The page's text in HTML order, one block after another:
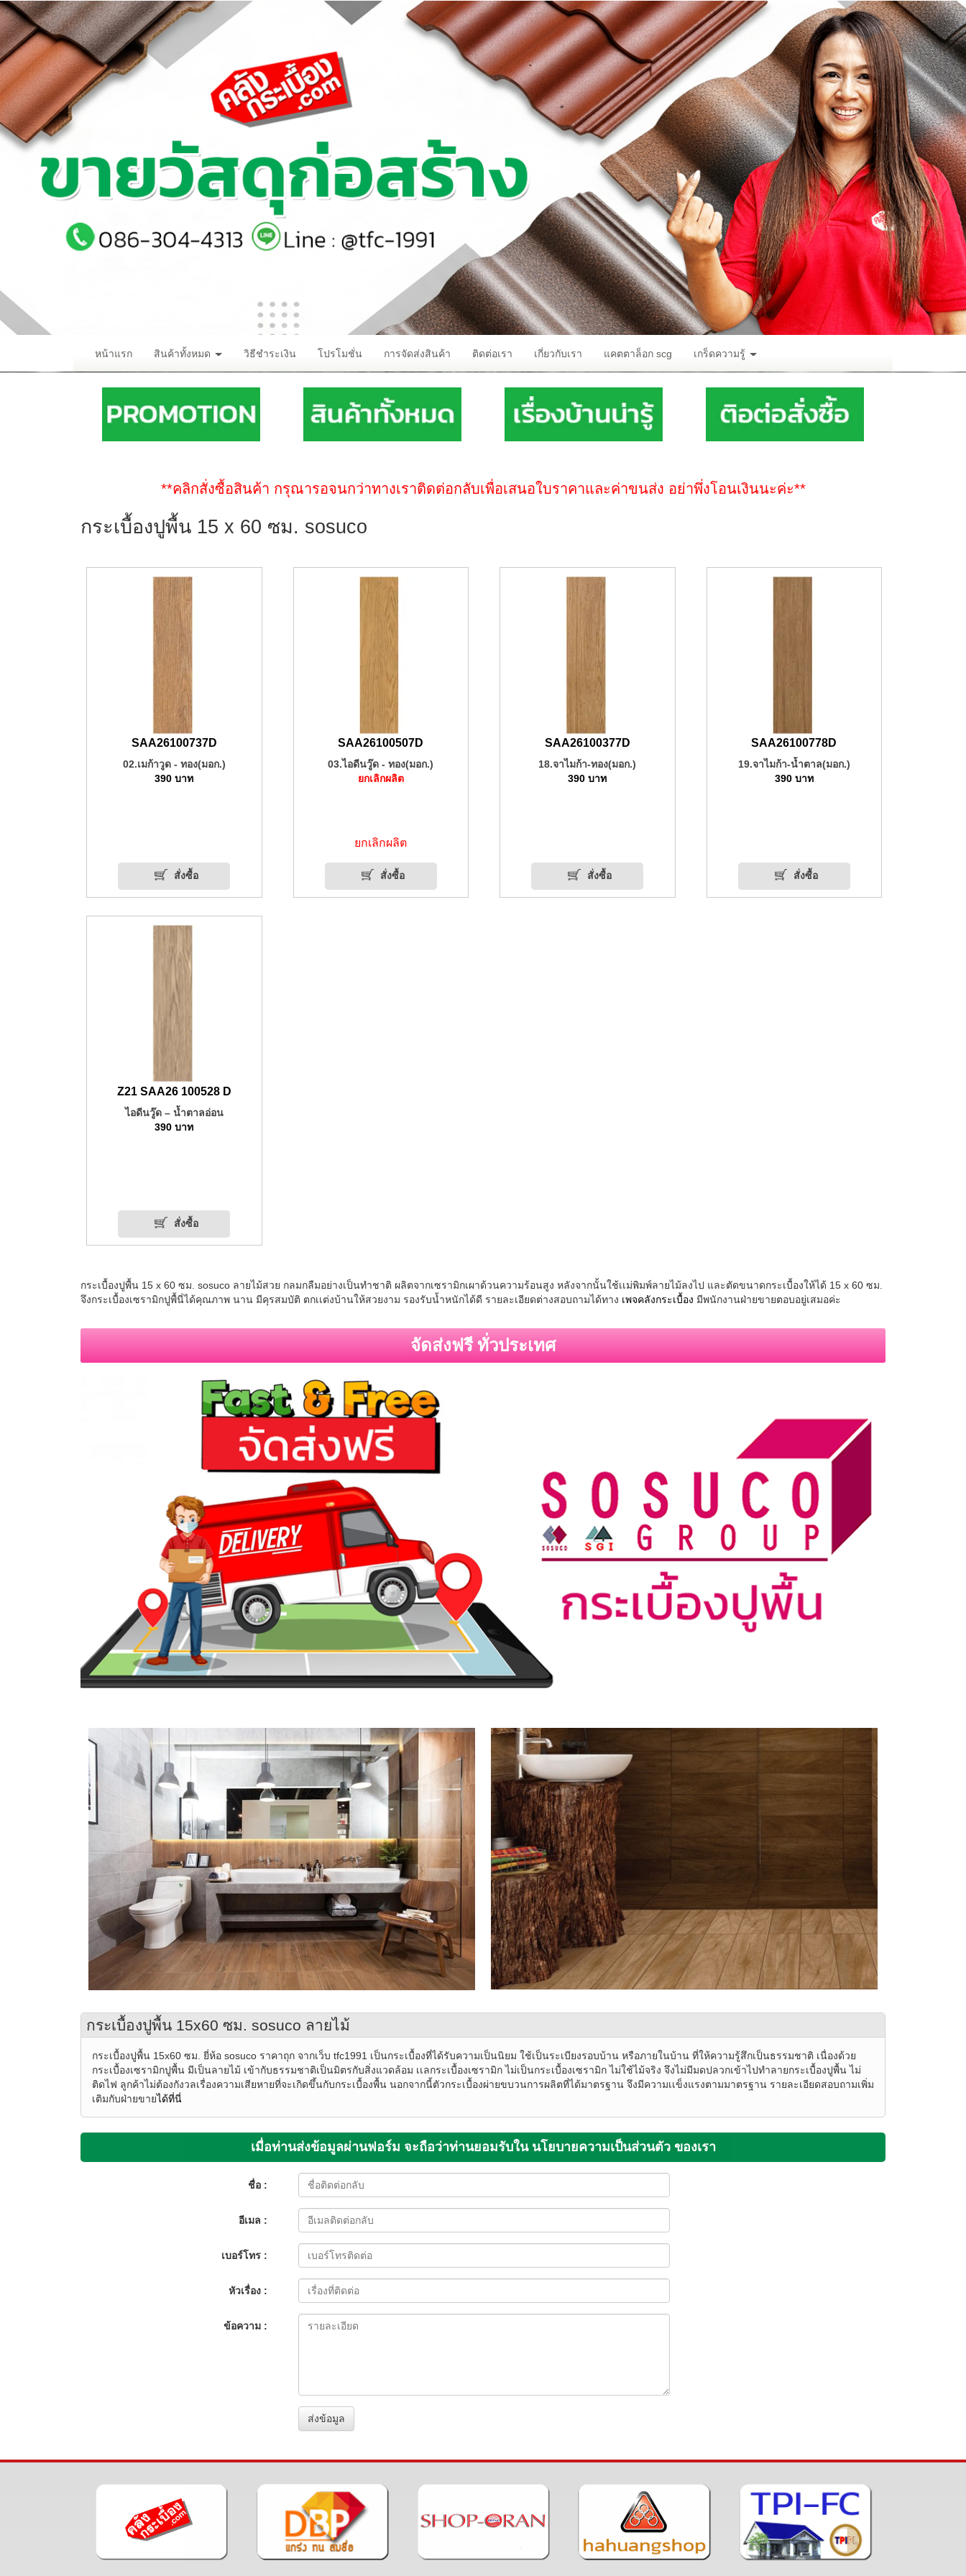
หน้าแรก สินค้าทั้งหมด วิธีชำระเงิน โปรโมชั่น การจัดส่งสินค้า ติดต่อเรา เกี่ยวกับเรา แคตตาล็อก scg เกร็ดความรู้
**คลิกสั่งซื้อสินค้า กรุณารอจนกว่าทางเราติดต่อกลับเพื่อเสนอใบราคาและค่าขนส่ง อย่าพึ่งโอนเงินนะค่ะ**
กระเบื้องปูพื้น 15 x 60 ซม. sosuco
SAA26100737D
02.เมก้าวูด - ทอง(มอก.)
390 บาท
สั่งซื้อ
SAA26100507D
03.ไอดีนวู๊ด - ทอง(มอก.)
ยกเลิกผลิต
ยกเลิกผลิต
สั่งซื้อ
SAA26100377D
18.จาไมก้า-ทอง(มอก.)
390 บาท
สั่งซื้อ
SAA26100778D
19.จาไมก้า-น้ำตาล(มอก.)
390 บาท
สั่งซื้อ
Z21 SAA26 100528 D
ไอดีนวู๊ด – น้ำตาลอ่อน
390 บาท
สั่งซื้อ
กระเบื้องปูพื้น 15 x 60 ซม. sosuco ลายไม้สวย กลมกลืมอย่างเป็นทำชาติ ผลิตจากเซรามิกเผาด้วนความร้อนสูง หลังจากนั้นใช้เเม่พิมพ์ลายไม้ลงไป และตัดขนาดกระเบื้องให้ได้ 15 x 60 ซม.
จึงกระเบื้องเซรามิกปูพื้นี่ได้คุณภาพ นาน มีคุรสมบัติ ตกเเต่งบ้านให้สวยงาม รองรับน้ำหนักได้ดี รายละเอียดต่างสอบถามได้ทาง เพจคลังกระเบื้อง มีพนักงานฝ่ายขายตอบอยู่เสมอค่ะ
จัดส่งฟรี ทั่วประเทศ
กระเบื้องปูพื้น 15x60 ซม. sosuco ลายไม้
กระเบื้องปูพื้น 15x60 ซม. ยี่ห้อ sosuco ราคาถุก จากเว็บ tfc1991 เป็นกระเบื้องที่ได้รับความเป็นนิยม ใช้เป็นระเบียงรอบบ้าน หรือภายในบ้าน ที่ให้ความรู้สึกเป็นธรรมชาติ เนื่องด้วย
กระเบื้องเซรามิกปูพื้น มีเป็นลายไม้ เข้ากับธรรมชาติเป็นมิตรกับสิ่งแวดล้อม เเลกระเบื้องเซรามิก ไม่เป็นกระเบื้องเซรามิก ไม่ใช้ไม้จริง จึงไม่มีมดปลวกเข้าไปทำลายกระเบื้องปูพื้น ไม่
ติดไฟ ลูกค้าไม่ต้องกังวลเรื่องความเสียหายที่จะเกิดขึ้นกับกระเบื้องพื้น นอกจากนี้ตัวกระเบื้องผ่ายขบวนการผลิตที่ได้มาตรฐาน จึงมีความเเข็งแรงตามมาตรฐาน รายละเอียดสอบถามเพิ่ม
เติมกับฝ่ายขายได้ที่นี่
เมื่อท่านส่งข้อมูลผ่านฟอร์ม จะถือว่าท่านยอมรับใน นโยบายความเป็นส่วนตัว ของเรา
ชื่อ :
อีเมล :
เบอร์โทร :
หัวเรื่อง :
ข้อความ :
ส่งข้อมูล